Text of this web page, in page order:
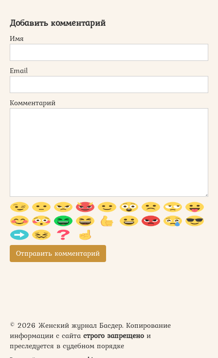
Добавить комментарий
Имя
Email
Комментарий
© 2026 Женский журнал Басдер. Копирование
информации с сайта строго запрещено и
преследуется в судебном порядке